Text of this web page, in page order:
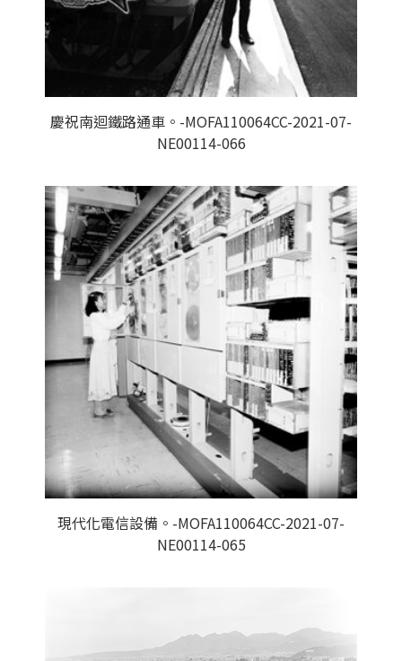
慶祝南迴鐵路通車。-MOFA110064CC-2021-07-
NE00114-066
現代化電信設備。-MOFA110064CC-2021-07-
NE00114-065